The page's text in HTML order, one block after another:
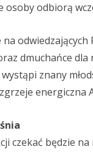
osoby odbiorą
na
dmuchańce dla
znany
energiczna
czekać będzie